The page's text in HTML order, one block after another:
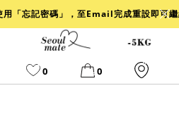
「忘記密碼」，至Email完成重設即可
0 0